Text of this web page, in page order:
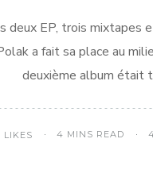
EP, trois mixtapes et
a fait sa place au
deuxième album était
LIKES 4 MINS READ